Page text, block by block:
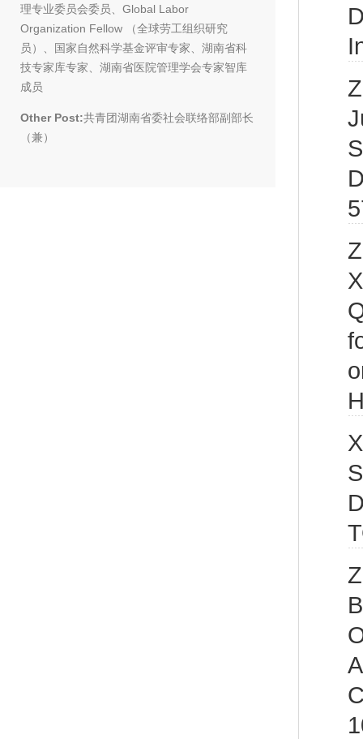
理专业委员会委员、Global Labor
Organization Fellow （全球劳工组织研究
员）、国家自然科学基金评审专家、湖南省科
技专家库专家、湖南省医院管理学会专家智库
成员
Other Post:共青团湖南省委社会联络部副部长
（兼）